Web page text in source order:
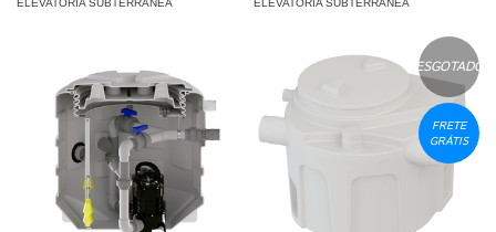
ELEVATÓRIA SUBTERRÂNEA ELEVATÓRIA SUBTERRÂNEA
ESGOTADO
FRETE
GRÁTIS